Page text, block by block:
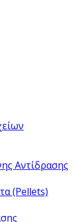
Αντίδρασης
(Pellets)